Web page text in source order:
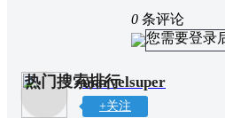
0 条评论
您需要登录
marvelsuper
+关注
热门搜索排行